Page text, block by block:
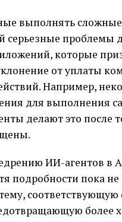
выполнять
серьезные проблемы
которые
от уплаты
Например,
для выполнения
делают это после
ИИ-агентов в
подробности пока
более